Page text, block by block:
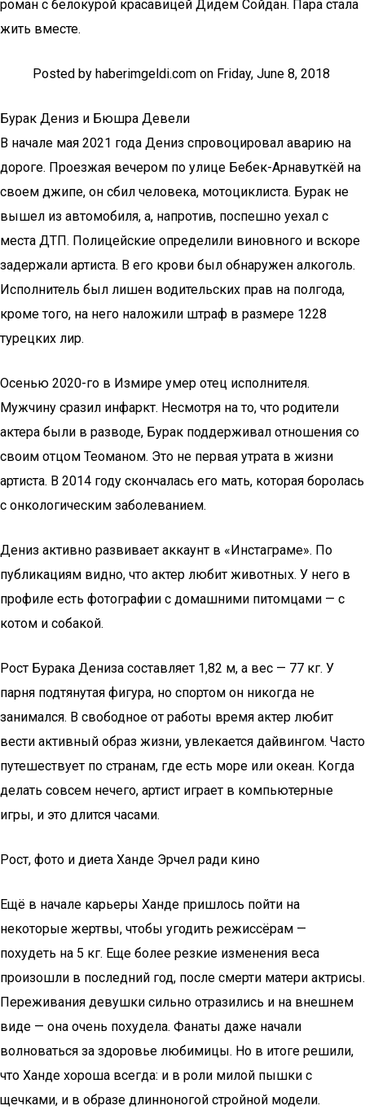
роман с белокурой красавицей Дидем Сойдан. Пара стала
жить вместе.
Posted by haberimgeldi.com on Friday, June 8, 2018
Бурак Дениз и Бюшра Девели
В начале мая 2021 года Дениз спровоцировал аварию на
дороге. Проезжая вечером по улице Бебек-Арнавуткёй на
своем джипе, он сбил человека, мотоциклиста. Бурак не
вышел из автомобиля, а, напротив, поспешно уехал с
места ДТП. Полицейские определили виновного и вскоре
задержали артиста. В его крови был обнаружен алкоголь.
Исполнитель был лишен водительских прав на полгода,
кроме того, на него наложили штраф в размере 1228
турецких лир.
Осенью 2020-го в Измире умер отец исполнителя.
Мужчину сразил инфаркт. Несмотря на то, что родители
актера были в разводе, Бурак поддерживал отношения со
своим отцом Теоманом. Это не первая утрата в жизни
артиста. В 2014 году скончалась его мать, которая боролась
с онкологическим заболеванием.
Дениз активно развивает аккаунт в «Инстаграме». По
публикациям видно, что актер любит животных. У него в
профиле есть фотографии с домашними питомцами — с
котом и собакой.
Рост Бурака Дениза составляет 1,82 м, а вес — 77 кг. У
парня подтянутая фигура, но спортом он никогда не
занимался. В свободное от работы время актер любит
вести активный образ жизни, увлекается дайвингом. Часто
путешествует по странам, где есть море или океан. Когда
делать совсем нечего, артист играет в компьютерные
игры, и это длится часами.
Рост, фото и диета Ханде Эрчел ради кино
Ещё в начале карьеры Ханде пришлось пойти на
некоторые жертвы, чтобы угодить режиссёрам —
похудеть на 5 кг. Еще более резкие изменения веса
произошли в последний год, после смерти матери актрисы.
Переживания девушки сильно отразились и на внешнем
виде — она очень похудела. Фанаты даже начали
волноваться за здоровье любимицы. Но в итоге решили,
что Ханде хороша всегда: и в роли милой пышки с
щечками, и в образе длинноногой стройной модели.